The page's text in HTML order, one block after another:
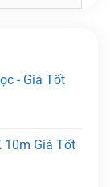
- Giá Tốt
10m Giá Tốt